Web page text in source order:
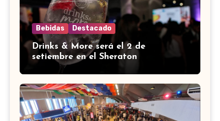
Bebidas Destacado
Drinks & More será el 2 de
setiembre en el Sheraton